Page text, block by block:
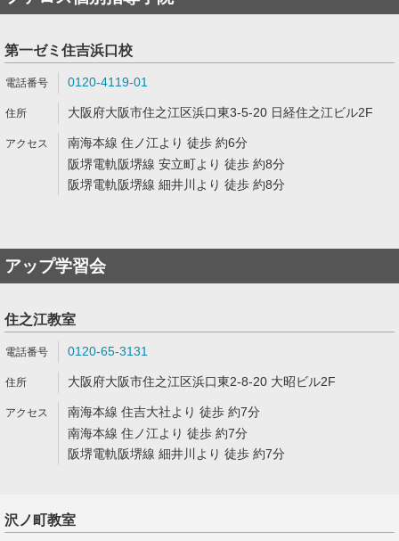
第一ゼミ住吉浜口校
0120-4119-01
大阪府大阪市住之江区浜口東3-5-20 日経住之江ビル2F
南海本線 住ノ江より 徒歩 約6分
阪堺電軌阪堺線 安立町より 徒歩 約8分
阪堺電軌阪堺線 細井川より 徒歩 約8分
アップ学習会
住之江教室
0120-65-3131
大阪府大阪市住之江区浜口東2-8-20 大昭ビル2F
南海本線 住吉大社より 徒歩 約7分
南海本線 住ノ江より 徒歩 約7分
阪堺電軌阪堺線 細井川より 徒歩 約7分
沢ノ町教室